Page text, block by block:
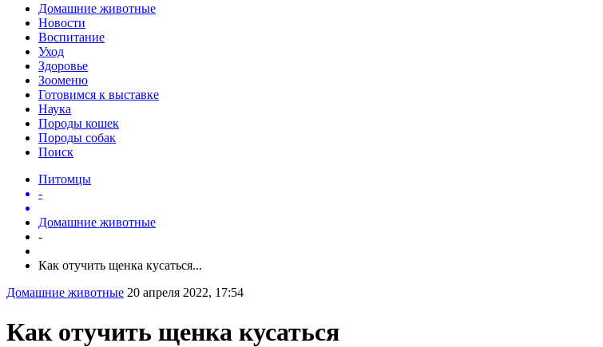
Домашние животные
Новости
Воспитание
Уход
Здоровье
Зооменю
Готовимся к выставке
Наука
Породы кошек
Породы собак
Поиск
Питомцы
-
Домашние животные
-
Как отучить щенка кусаться...
Домашние животные 20 апреля 2022, 17:54
Как отучить щенка кусаться